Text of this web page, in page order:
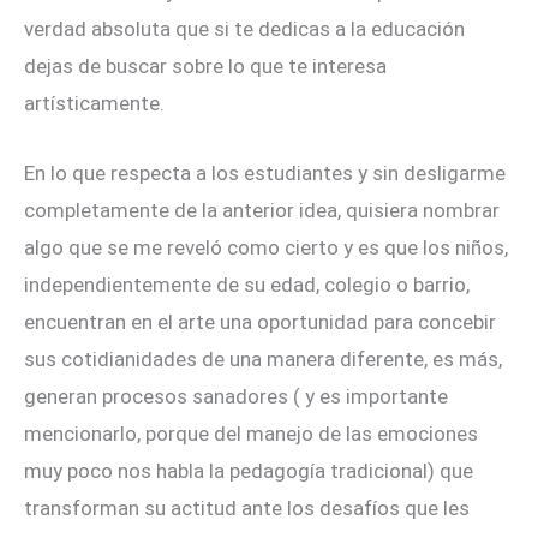
verdad absoluta que si te dedicas a la educación
dejas de buscar sobre lo que te interesa
artísticamente.
En lo que respecta a los estudiantes y sin desligarme
completamente de la anterior idea, quisiera nombrar
algo que se me reveló como cierto y es que los niños,
independientemente de su edad, colegio o barrio,
encuentran en el arte una oportunidad para concebir
sus cotidianidades de una manera diferente, es más,
generan procesos sanadores ( y es importante
mencionarlo, porque del manejo de las emociones
muy poco nos habla la pedagogía tradicional) que
transforman su actitud ante los desafíos que les